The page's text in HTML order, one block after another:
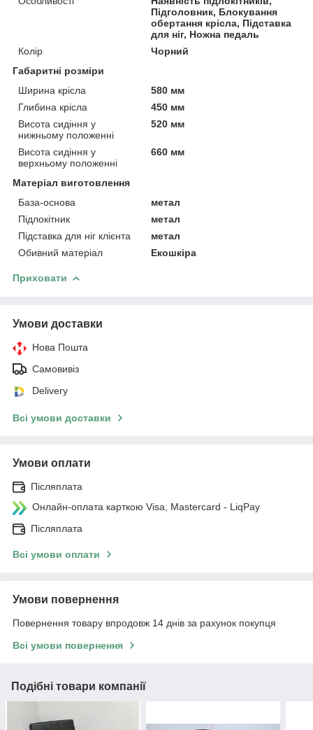
Підголовник, Блокування
обертання крісла, Підставка
для ніг, Ножна педаль
Колір
Чорний
Габаритні розміри
Ширина крісла
580 мм
Глибина крісла
450 мм
Висота сидіння у
нижньому положенні
520 мм
Висота сидіння у
верхньому положенні
660 мм
Матеріал виготовлення
База-основа
метал
Підлокітник
метал
Підставка для ніг клієнта
метал
Обивний матеріал
Екошкіра
Приховати
Умови доставки
Нова Пошта
Самовивіз
Delivery
Всі умови доставки
Умови оплати
Післяплата
Онлайн-оплата карткою Visa, Mastercard - LiqPay
Післяплата
Всі умови оплати
Умови повернення
Повернення товару впродовж 14 днів за рахунок покупця
Всі умови повернення
Подібні товари компанії